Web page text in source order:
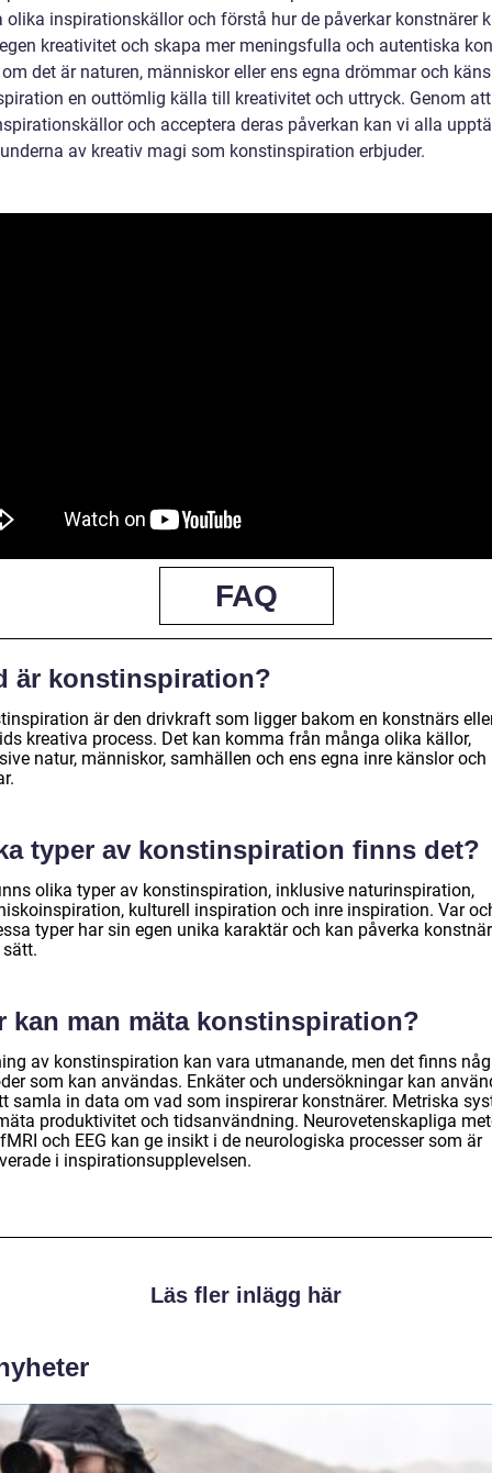
olika inspirationskällor och förstå hur de påverkar konstnärer
kreativitet och skapa mer meningsfulla och autentiska
det är naturen, människor eller ens egna drömmar och
en outtömlig källa till kreativitet och uttryck. Genom
och acceptera deras påverkan kan vi alla
av kreativ magi som konstinspiration erbjuder.
FAQ
är konstinspiration?
är den drivkraft som ligger bakom en konstnärs
kreativa process. Det kan komma från många olika källor,
natur, människor, samhällen och ens egna inre känslor och
typer av konstinspiration finns det?
olika typer av konstinspiration, inklusive naturinspiration,
kulturell inspiration och inre inspiration. Var
typer har sin egen unika karaktär och kan påverka
kan man mäta konstinspiration?
av konstinspiration kan vara utmanande, men det finns
som kan användas. Enkäter och undersökningar kan
samla in data om vad som inspirerar konstnärer. Metriska
produktivitet och tidsanvändning. Neurovetenskapliga
och EEG kan ge insikt i de neurologiska processer som är
i inspirationsupplevelsen.
Läs fler inlägg här